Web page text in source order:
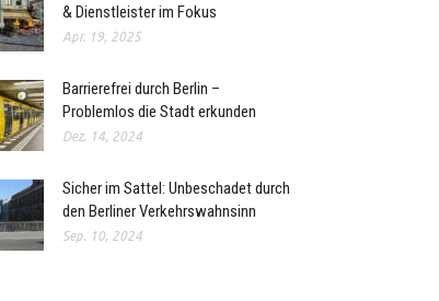
& Dienstleister im Fokus
Apr. 19, 2025
Barrierefrei durch Berlin –
Problemlos die Stadt erkunden
Dez. 14, 2024
Sicher im Sattel: Unbeschadet durch
den Berliner Verkehrswahnsinn
Sep. 10, 2024